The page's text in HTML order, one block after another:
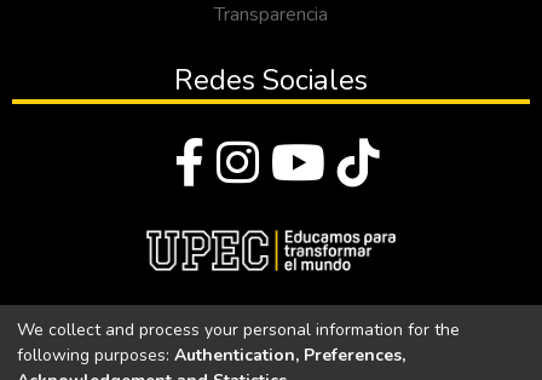
Transparencia
Redes Sociales
Universidad Politécnica Estatal del Carchi
We collect and process your personal information for the
following purposes: Authentication, Preferences,